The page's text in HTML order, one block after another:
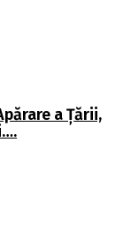
a Ţării,